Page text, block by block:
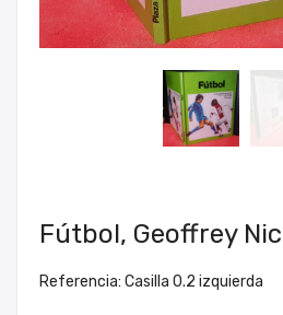
Fútbol, Geoffrey
Referencia: Casilla 0.2 izquierda